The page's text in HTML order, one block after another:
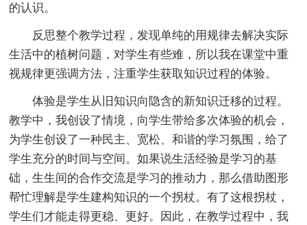
的认识。
反思整个教学过程，发现单纯的用规律去解决实际
生活中的植树问题，对学生有些难，所以我在课堂中重
视规律更强调方法，注重学生获取知识过程的体验。
体验是学生从旧知识向隐含的新知识迁移的过程。
教学中，我创设了情境，向学生带给多次体验的机会，
为学生创设了一种民主、宽松、和谐的学习氛围，给了
学生充分的时间与空间。如果说生活经验是学习的基
础，生生间的合作交流是学习的推动力，那么借助图形
帮忙理解是学生建构知识的一个拐杖。有了这根拐杖，
学生们才能走得更稳、更好。因此，在教学过程中，我